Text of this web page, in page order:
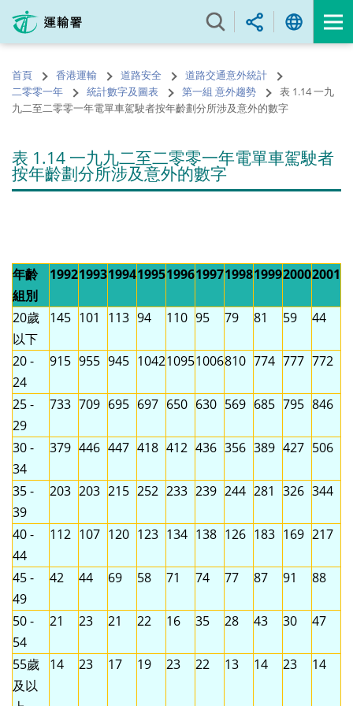
內
的
開
首頁 香港運輸 道路安全
道路交通意外統計
二零零一年
統計數字及圖表 第一組 意外趨勢
表 1.14 一九
九二至二零零一年電單車駕駛者按年齡劃分所涉及意外的數字
表 1.14 一九九二至二零零一年電單車駕駛者
按年齡劃分所涉及意外的數字
年齡
組別
1992199319941995199619971998199920002001
20歲
以下
145 101 113 94 110 95 79 81 59 44
20 -
24
915 955 945 104210951006810 774 777 772
25 -
29
733 709 695 697 650 630 569 685 795 846
30 -
34
379 446 447 418 412 436 356 389 427 506
35 -
39
203 203 215 252 233 239 244 281 326 344
40 -
44
112 107 120 123 134 138 126 183 169 217
45 -
49
42 44 69 58 71 74 77 87 91 88
50 -
54
21 23 21 22 16 35 28 43 30 47
55歲
及以
14 23 17 19 23 22 13 14 23 14